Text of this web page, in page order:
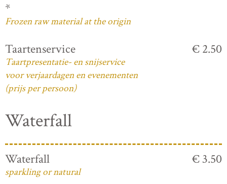
*
Frozen raw material at the origin
Taartenservice
Taartpresentatie- en snijservice
voor verjaardagen en evenementen
(prijs per persoon)
€ 2.50
Waterfall
Waterfall
sparkling or natural
€ 3.50